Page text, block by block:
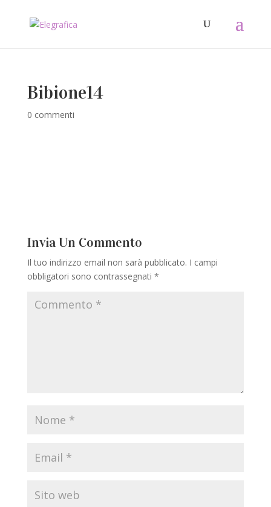
Bibione14
0 commenti
Invia Un Commento
Il tuo indirizzo email non sarà pubblicato. I campi
obbligatori sono contrassegnati *